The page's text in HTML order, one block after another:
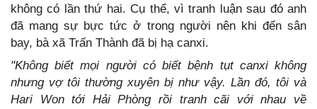
không có lần thứ hai. Cụ thể, vì tranh luận sau đó anh
đã mang sự bực tức ở trong người nên khi đến sân
bay, bà xã Trấn Thành đã bị hạ canxi.
"Không biết mọi người có biết bệnh tụt canxi không
nhưng vợ tôi thường xuyên bị như vậy. Lần đó, tôi và
Hari Won tới Hải Phòng rồi tranh cãi với nhau về